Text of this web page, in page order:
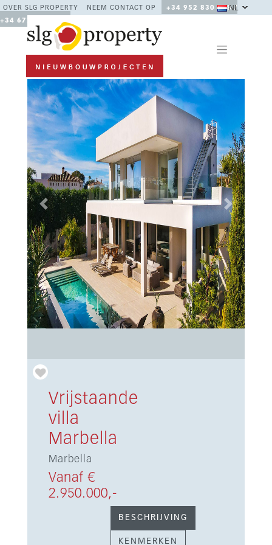
OVER SLG PROPERTY NEEM CONTACT OP
+34 952 830 378 /
+34 677 670 480
NL
Previous Next
Vrijstaande
villa
Marbella
Marbella
Vanaf €
2.950.000,-
BESCHRIJVING
KENMERKEN